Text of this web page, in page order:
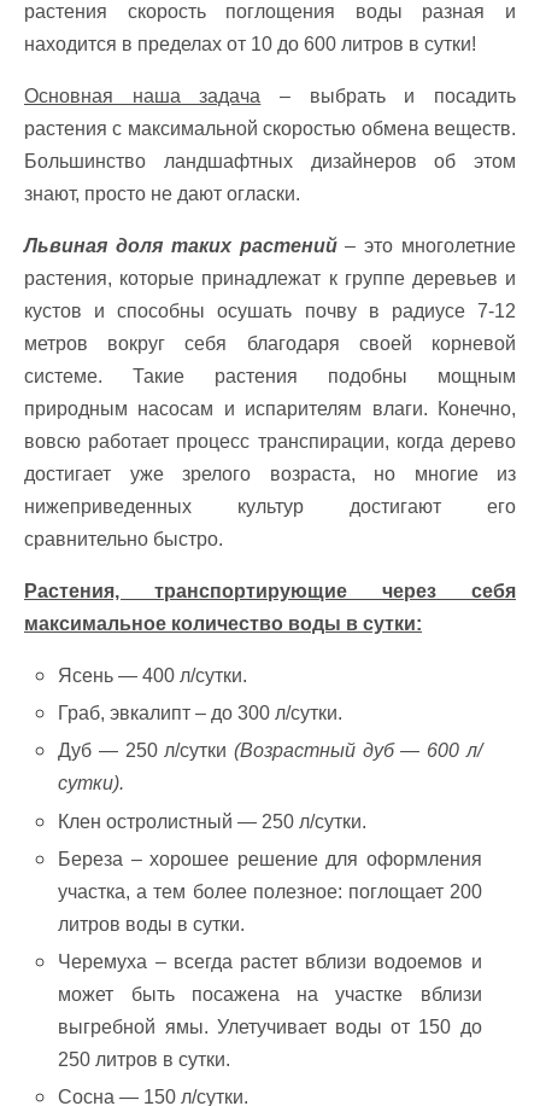
растения скорость поглощения воды разная и
находится в пределах от 10 до 600 литров в сутки!
Основная наша задача – выбрать и посадить
растения с максимальной скоростью обмена веществ.
Большинство ландшафтных дизайнеров об этом
знают, просто не дают огласки.
Львиная доля таких растений– это многолетние
растения, которые принадлежат к группе деревьев и
кустов и способны осушать почву в радиусе 7-12
метров вокруг себя благодаря своей корневой
системе. Такие растения подобны мощным
природным насосам и испарителям влаги. Конечно,
вовсю работает процесс транспирации, когда дерево
достигает уже зрелого возраста, но многие из
нижеприведенных культур достигают его
сравнительно быстро.
Растения, транспортирующие через себя
максимальное количество воды в сутки:
Ясень — 400 л/сутки.
Граб, эвкалипт – до 300 л/сутки.
Дуб — 250 л/сутки (Возрастный дуб — 600 л/
сутки).
Клен остролистный — 250 л/сутки.
Береза ​​– хорошее решение для оформления
участка, а тем более полезное: поглощает 200
литров воды в сутки.
Черемуха – всегда растет вблизи водоемов и
может быть посажена на участке вблизи
выгребной ямы. Улетучивает воды от 150 до
250 литров в сутки.
Сосна — 150 л/сутки.